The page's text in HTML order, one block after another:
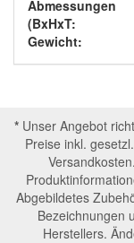
Abmessungen
(BxHxT:
Gewicht:
*Unser Angebot
Preise inkl.
Abgebildetes
Bezeichnungen
Herstellers.